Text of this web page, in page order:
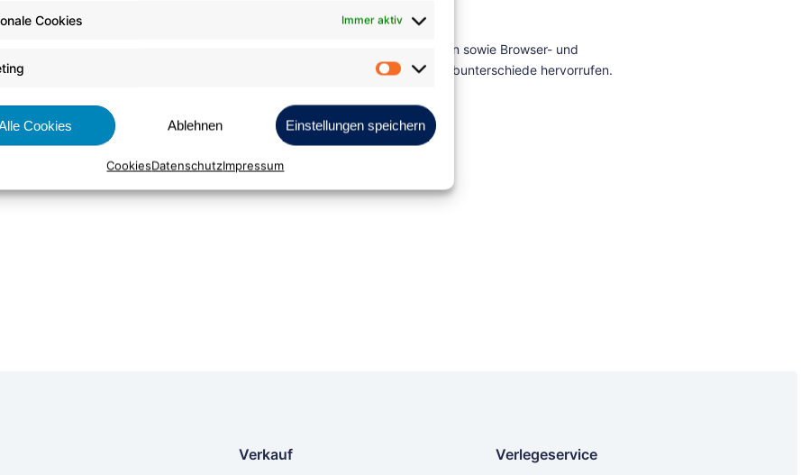
Cookies Immer aktiv
Marketing
Alle Cookies Ablehnen Einstellungen speichern
CookiesDatenschutzImpressum
Bestellen
Verkauf Verlegeservice